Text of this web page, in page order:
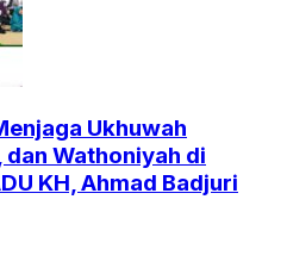
Ukhuwah
Wathoniyah di
KH, Ahmad Badjuri